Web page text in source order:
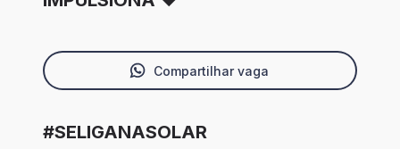
Compartilhar vaga
#SELIGANASOLAR